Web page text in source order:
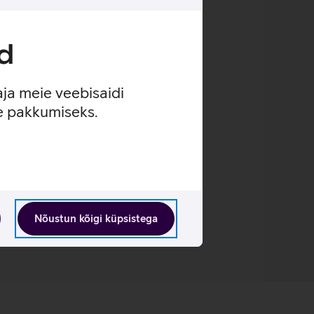
meie veebisaidi
pakkumiseks.
Nõustun kõigi küpsistega
jaoks.